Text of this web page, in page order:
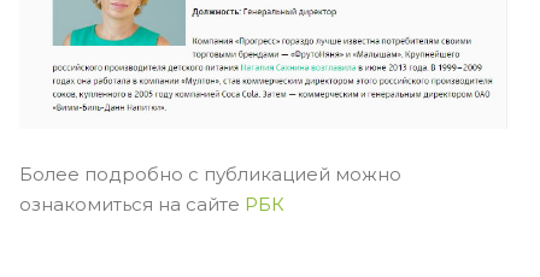
Более подробно с публикацией можно
ознакомиться на сайте РБК